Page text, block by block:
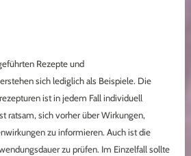
Rezepte und
sich lediglich als Beispiele. Die
ist in jedem Fall individuell
ratsam, sich vorher über Wirkungen,
zu informieren. Auch ist die
zu prüfen. Im Einzelfall sollte